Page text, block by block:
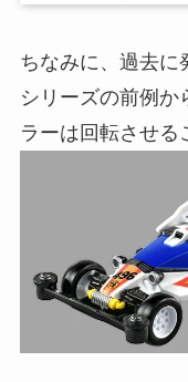
ちなみに、過去に
シリーズの前例か
ラーは回転させる